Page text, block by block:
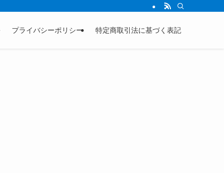
プライバシーポリシー 特定商取引法に基づく表記